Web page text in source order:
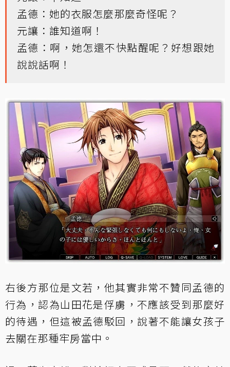
孟德：她的衣服怎麼那麼奇怪呢？
元讓：誰知道啊！
孟德：啊，她怎還不快點醒呢？好想跟她
說說話啊！
右後方那位是文若，他其實非常不贊同孟德的
行為，認為山田花是俘虜，不應該受到那麼好
的待遇，但這被孟德駁回，說著不能讓女孩子
去關在那種牢房當中。